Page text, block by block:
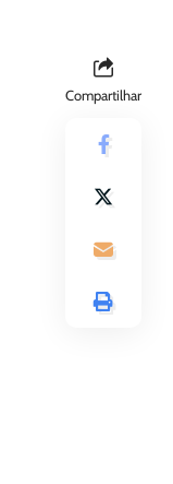
Compartilhar